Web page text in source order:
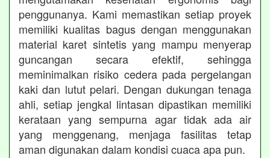
penggunanya. Kami memastikan setiap proyek
memiliki kualitas bagus dengan menggunakan
material karet sintetis yang mampu menyerap
guncangan secara efektif, sehingga
meminimalkan risiko cedera pada pergelangan
kaki dan lutut pelari. Dengan dukungan tenaga
ahli, setiap jengkal lintasan dipastikan memiliki
kerataan yang sempurna agar tidak ada air
yang menggenang, menjaga fasilitas tetap
aman digunakan dalam kondisi cuaca apa pun.